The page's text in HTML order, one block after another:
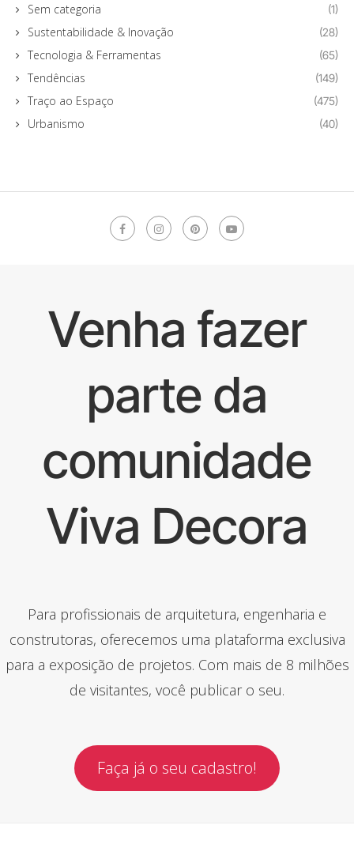
Sem categoria (1)
Sustentabilidade & Inovação (28)
Tecnologia & Ferramentas (65)
Tendências (149)
Traço ao Espaço (475)
Urbanismo (40)
Venha fazer
parte da
comunidade
Viva Decora
Para profissionais de arquitetura, engenharia e
construtoras, oferecemos uma plataforma exclusiva
para a exposição de projetos. Com mais de 8 milhões
de visitantes, você publicar o seu.
Faça já o seu cadastro!